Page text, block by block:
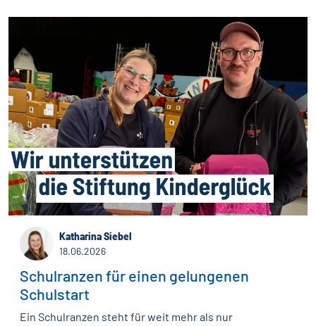
Katharina Siebel
18.06.2026
Schulranzen für einen gelungenen
Schulstart
Ein Schulranzen steht für weit mehr als nur